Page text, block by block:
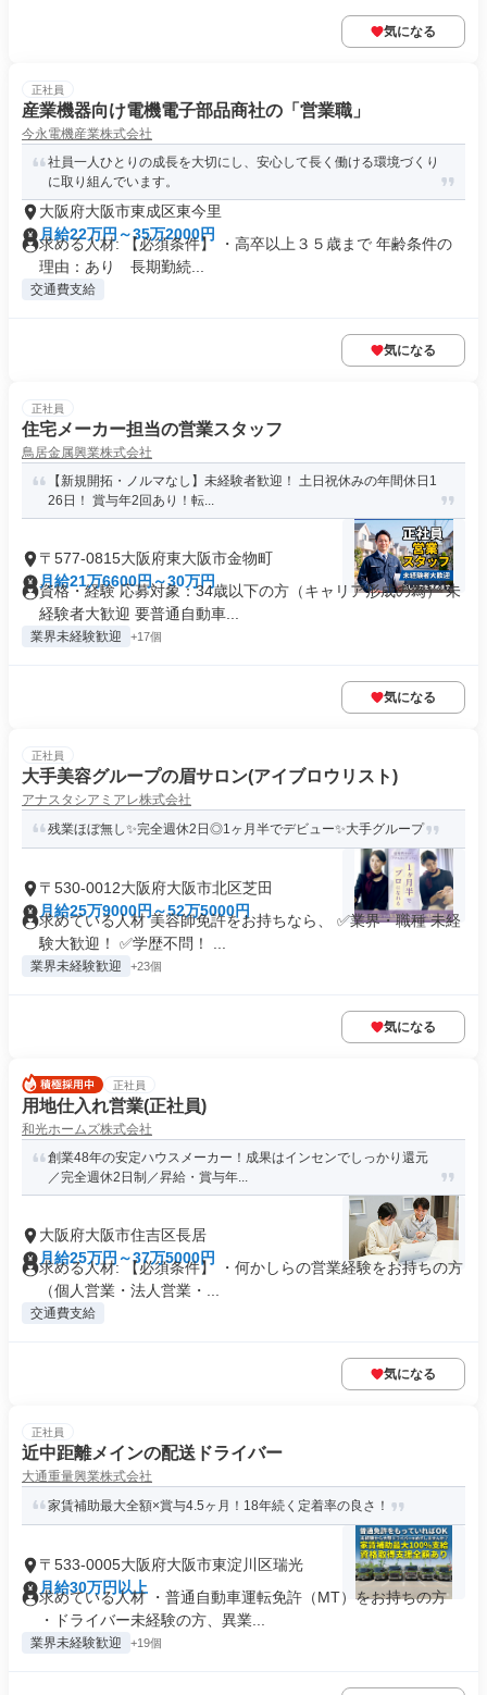
気になる
正社員
産業機器向け電機電子部品商社の「営業職」
今永電機産業株式会社
社員一人ひとりの成長を大切にし、安心して長く働ける環境づくり
に取り組んでいます。
大阪府大阪市東成区東今里
月給22万円～35万2000円
求める人材: 【必須条件】 ・高卒以上３５歳まで 年齢条件の
理由：あり 長期勤続...
交通費支給
気になる
正社員
住宅メーカー担当の営業スタッフ
鳥居金属興業株式会社
【新規開拓・ノルマなし】未経験者歓迎！ 土日祝休みの年間休日1
26日！ 賞与年2回あり！転...
〒577-0815大阪府東大阪市金物町
月給21万6600円～30万円
資格・経験 応募対象：34歳以下の方（キャリア形成の為） 未
経験者大歓迎 要普通自動車...
業界未経験歓迎 +17個
気になる
正社員
大手美容グループの眉サロン(アイブロウリスト)
アナスタシアミアレ株式会社
残業ほぼ無し✨完全週休2日◎1ヶ月半でデビュー✨大手グループ
〒530-0012大阪府大阪市北区芝田
月給25万9000円～52万5000円
求めている人材 美容師免許をお持ちなら、 ✅業界・職種 未経
験大歓迎！ ✅学歴不問！ ...
業界未経験歓迎 +23個
気になる
正社員
用地仕入れ営業(正社員)
和光ホームズ株式会社
創業48年の安定ハウスメーカー！成果はインセンでしっかり還元
／完全週休2日制／昇給・賞与年...
大阪府大阪市住吉区長居
月給25万円～37万5000円
求める人材: 【必須条件】 ・何かしらの営業経験をお持ちの方
（個人営業・法人営業・...
交通費支給
気になる
正社員
近中距離メインの配送ドライバー
大通重量興業株式会社
家賃補助最大全額×賞与4.5ヶ月！18年続く定着率の良さ！
〒533-0005大阪府大阪市東淀川区瑞光
月給30万円以上
求めている人材 ・普通自動車運転免許（MT）をお持ちの方
・ドライバー未経験の方、異業...
業界未経験歓迎 +19個